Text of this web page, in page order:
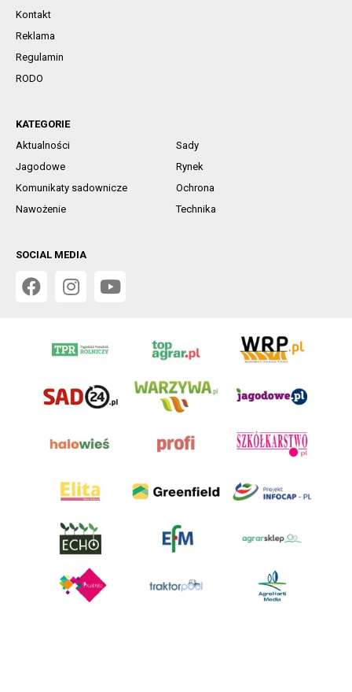
Kontakt
Reklama
Regulamin
RODO
KATEGORIE
Aktualności
Sady
Jagodowe
Rynek
Komunikaty sadownicze
Ochrona
Nawożenie
Technika
SOCIAL MEDIA